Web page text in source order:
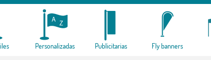
Personalizadas Publicitarias Fly banners